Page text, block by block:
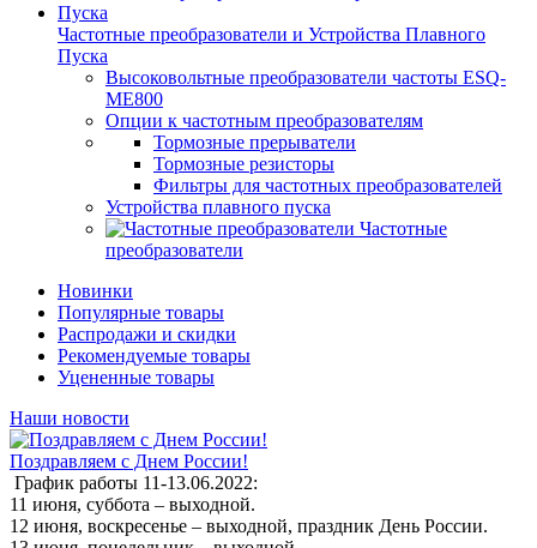
Частотные преобразователи и Устройства Плавного
Пуска
Высоковольтные преобразователи частоты ESQ-
ME800
Опции к частотным преобразователям
Тормозные прерыватели
Тормозные резисторы
Фильтры для частотных преобразователей
Устройства плавного пуска
Частотные
преобразователи
Новинки
Популярные товары
Распродажи и скидки
Рекомендуемые товары
Уцененные товары
Наши новости
Поздравляем с Днем России!
График работы 11-13.06.2022:
11 июня, суббота – выходной.
12 июня, воскресенье – выходной, праздник День России.